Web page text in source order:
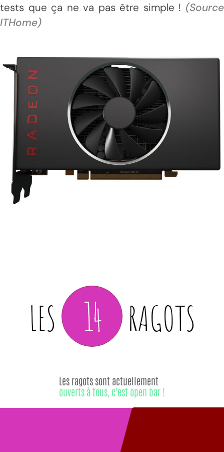
tests que ça ne va pas être simple ! (Source
ITHome)
LES 14 RAGOTS
Les ragots sont actuellement
ouverts à tous, c'est open bar !